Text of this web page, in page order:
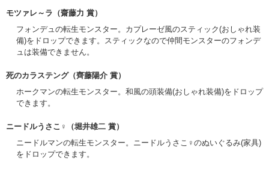
モツァレ～ラ （齋藤力 賞）
フォンデュの転生モンスター。カプレーゼ風のスティック(おしゃれ装
備)をドロップできます。スティックなので仲間モンスターのフォンデ
ュは装備できません。
死のカラステング（齊藤陽介 賞）
ホークマンの転生モンスター。和風の頭装備(おしゃれ装備)をドロップ
できます。
ニードルうさこ♀
（堀井雄二 賞）
ニードルマンの転生モンスター。ニードルうさこ♀のぬいぐるみ(家具)
をドロップできます。